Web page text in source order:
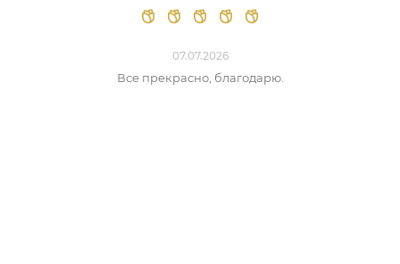
07.07.2026
Все прекрасно, благодарю.